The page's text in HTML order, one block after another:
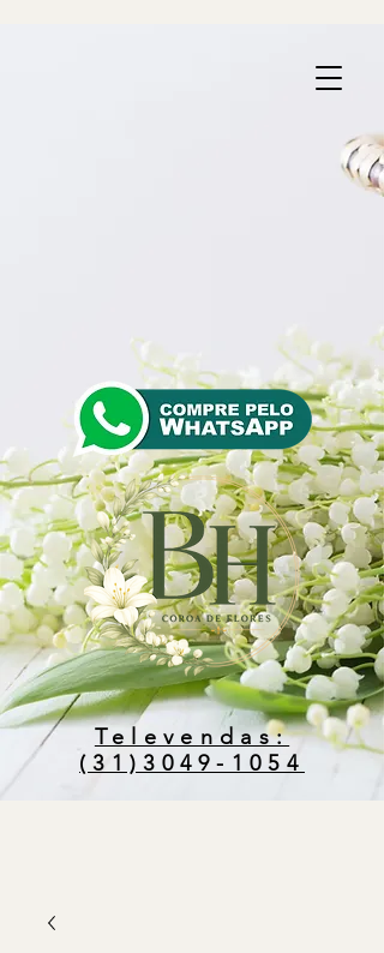
Televendas:
(31)3049-1054